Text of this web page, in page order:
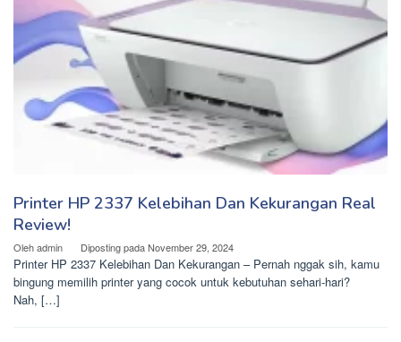
Printer HP 2337 Kelebihan Dan Kekurangan Real
Review!
Olehadmin Diposting padaNovember 29, 2024
Printer HP 2337 Kelebihan Dan Kekurangan – Pernah nggak sih, kamu
bingung memilih printer yang cocok untuk kebutuhan sehari-hari?
Nah, […]